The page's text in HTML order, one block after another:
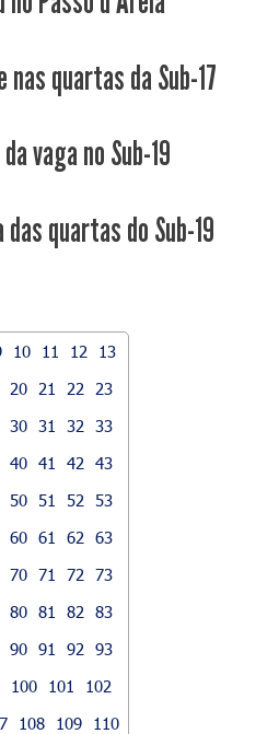
nas quartas da Sub-17
vaga no Sub-19
quartas do Sub-19
10 11 12
13
20 21 22
23
30 31 32
33
40 41 42
43
50 51 52
53
60 61 62
63
70 71 72
73
80 81 82
83
90 91 92
93
100 101
102
108 109
110